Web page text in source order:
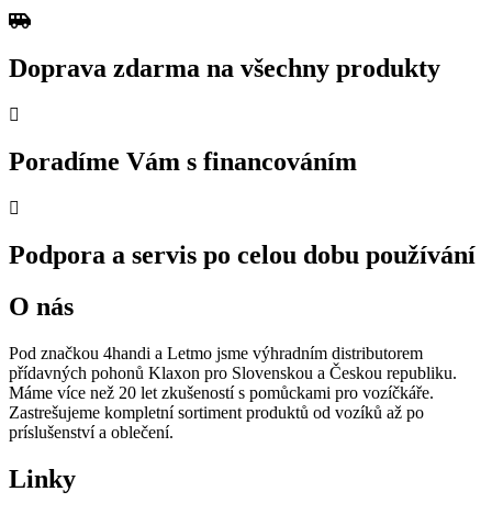
Doprava zdarma na všechny produkty
Poradíme Vám s financováním
Podpora a servis po celou dobu používání
O nás
Pod značkou 4handi a Letmo jsme výhradním distributorem
přídavných pohonů Klaxon pro Slovenskou a Českou republiku.
Máme více než 20 let zkušeností s pomůckami pro vozíčkáře.
Zastrešujeme kompletní sortiment produktů od vozíků až po
príslušenství a oblečení.
Linky